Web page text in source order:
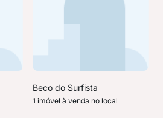
Beco do Surfista
1 imóvel à venda no local